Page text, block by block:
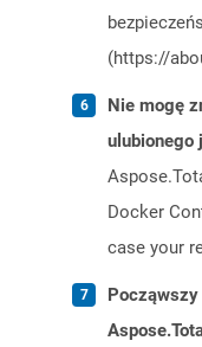
(https://
Nie mogę
ulubionego
Docker
case your
Począwszy